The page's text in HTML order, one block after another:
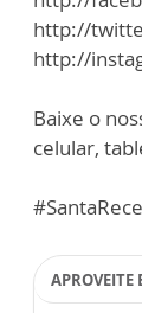
http://
http://
Baixe o
celular,
APROVEITE